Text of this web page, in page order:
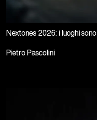
Nextones 2026: i luoghi
Pietro Pascolini